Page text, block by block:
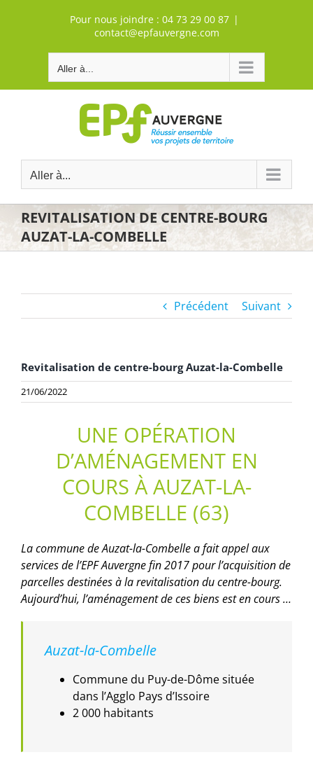
Pour nous joindre : 04 73 29 00 87 |
contact@epfauvergne.com
Aller à...
Aller à...
REVITALISATION DE CENTRE-BOURG
AUZAT-LA-COMBELLE
Précédent Suivant
Revitalisation de centre-bourg Auzat-la-Combelle
21/06/2022
UNE OPÉRATION
D’AMÉNAGEMENT EN
COURS À AUZAT-LA-
COMBELLE (63)
La commune de Auzat-la-Combelle a fait appel aux
services de l’EPF Auvergne fin 2017 pour l’acquisition de
parcelles destinées à la revitalisation du centre-bourg.
Aujourd’hui, l’aménagement de ces biens est en cours …
Auzat-la-Combelle
Commune du Puy-de-Dôme située
dans l’Agglo Pays d’Issoire
2 000 habitants